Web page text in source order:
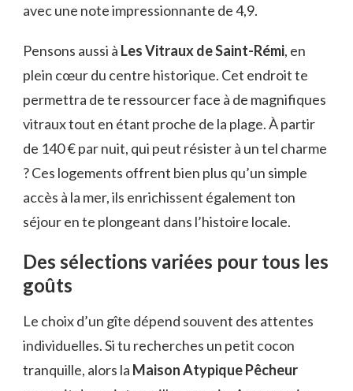
avec une note impressionnante de 4,9.
Pensons aussi à Les Vitraux de Saint-Rémi, en
plein cœur du centre historique. Cet endroit te
permettra de te ressourcer face à de magnifiques
vitraux tout en étant proche de la plage. À partir
de 140 € par nuit, qui peut résister à un tel charme
? Ces logements offrent bien plus qu’un simple
accès à la mer, ils enrichissent également ton
séjour en te plongeant dans l’histoire locale.
Des sélections variées pour tous les
goûts
Le choix d’un gîte dépend souvent des attentes
individuelles. Si tu recherches un petit cocon
tranquille, alors la Maison Atypique Pêcheur